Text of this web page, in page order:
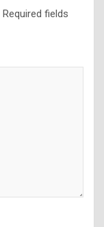
Required fields